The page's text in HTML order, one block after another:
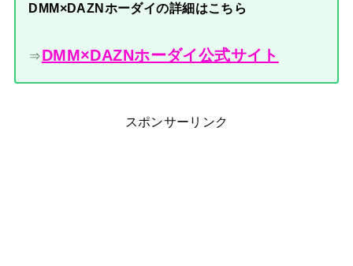
DMM×DAZNホーダイの詳細はこちら
⇒DMM×DAZNホーダイ公式サイト
スポンサーリンク